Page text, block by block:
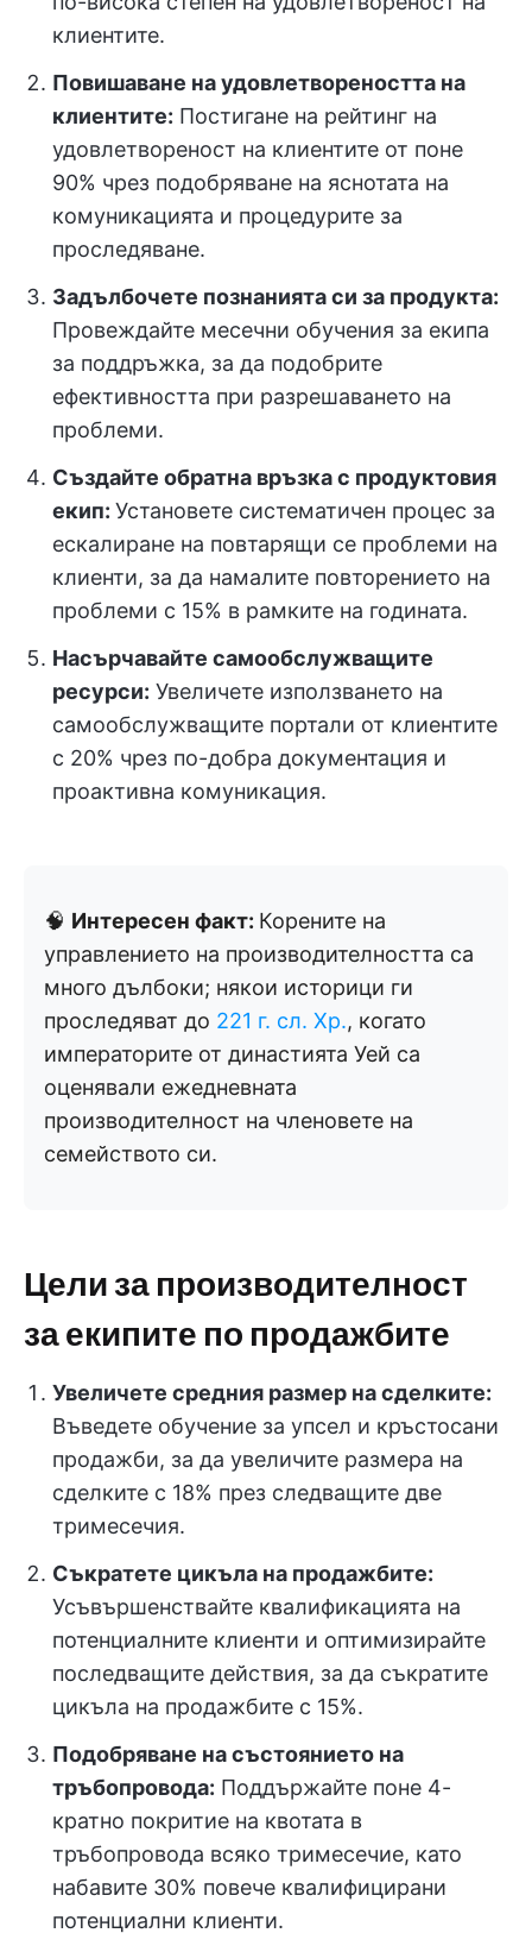
клиентите.
Повишаване на удовлетвореността на
клиентите: Постигане на рейтинг на
удовлетвореност на клиентите от поне
90% чрез подобряване на яснотата на
комуникацията и процедурите за
проследяване.
Задълбочете познанията си за продукта:
Провеждайте месечни обучения за екипа
за поддръжка, за да подобрите
ефективността при разрешаването на
проблеми.
Създайте обратна връзка с продуктовия
екип: Установете систематичен процес за
ескалиране на повтарящи се проблеми на
клиенти, за да намалите повторението на
проблеми с 15% в рамките на годината.
Насърчавайте самообслужващите
ресурси: Увеличете използването на
самообслужващите портали от клиентите
с 20% чрез по-добра документация и
проактивна комуникация.
🧠 Интересен факт: Корените на
управлението на производителността са
много дълбоки; някои историци ги
проследяват до 221 г. сл. Хр., когато
императорите от династията Уей са
оценявали ежедневната
производителност на членовете на
семейството си.
Цели за производителност
за екипите по продажбите
Увеличете средния размер на сделките:
Въведете обучение за упсел и кръстосани
продажби, за да увеличите размера на
сделките с 18% през следващите две
тримесечия.
Съкратете цикъла на продажбите:
Усъвършенствайте квалификацията на
потенциалните клиенти и оптимизирайте
последващите действия, за да съкратите
цикъла на продажбите с 15%.
Подобряване на състоянието на
тръбопровода: Поддържайте поне 4-
кратно покритие на квотата в
тръбопровода всяко тримесечие, като
набавите 30% повече квалифицирани
потенциални клиенти.